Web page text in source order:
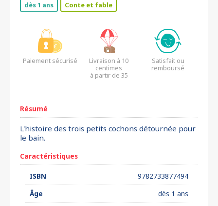
dès 1 ans Conte et fable
Paiement sécurisé
Livraison à 10
centimes
à partir de 35
Satisfait ou
remboursé
Résumé
L'histoire des trois petits cochons détournée pour
le bain.
Caractéristiques
ISBN
9782733877494
Âge
dès 1 ans